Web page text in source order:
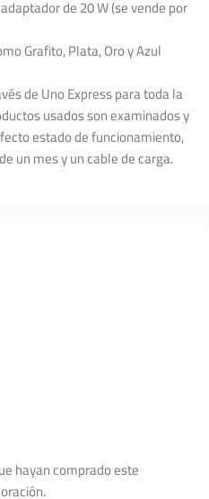
de 20 W (se vende por
Grafito, Plata, Oro y Azul
de Uno Express para toda la
usados son examinados y
estado de funcionamiento,
un mes y un cable de carga.
hayan comprado este